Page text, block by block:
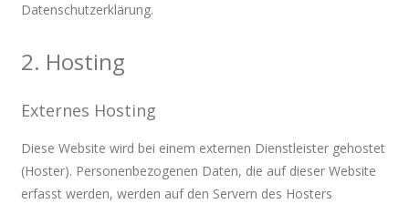
Datenschutzerklärung.
2. Hosting
Externes Hosting
Diese Website wird bei einem externen Dienstleister gehostet
(Hoster). Personenbezogenen Daten, die auf dieser Website
erfasst werden, werden auf den Servern des Hosters